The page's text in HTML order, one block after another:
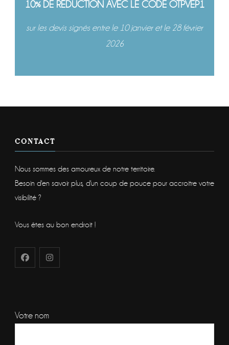
10% DE RÉDUCTION AVEC LE CODE OTPVEP1
sur les devis signés entre le 10 janvier et le 28 février
2026
CONTACT
Nous sommes des amoureux de notre territoire.
Besoin d'en savoir plus, d'un coup de pouce pour accroitre votre
visibilité ?
Vous êtes au bon endroit !
Votre nom